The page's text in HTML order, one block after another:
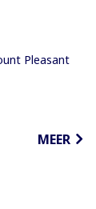
Pleasant
MEER